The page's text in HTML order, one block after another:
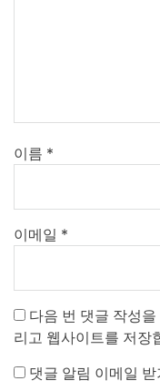
이름 *
이메일 *
다음 번 댓글 작성
리고 웹사이트를 저장
댓글 알림 이메일 받